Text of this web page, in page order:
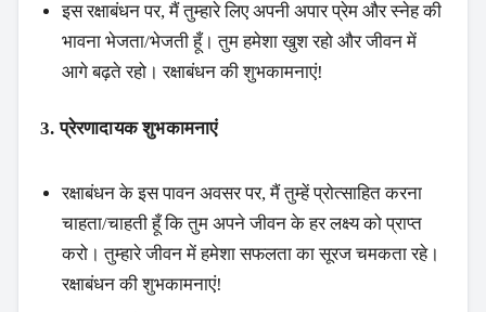
इस रक्षाबंधन पर, मैं तुम्हारे लिए अपनी अपार प्रेम और स्नेह की
भावना भेजता/भेजती हूँ। तुम हमेशा खुश रहो और जीवन में
आगे बढ़ते रहो। रक्षाबंधन की शुभकामनाएं!
3. प्रेरणादायक शुभकामनाएं
रक्षाबंधन के इस पावन अवसर पर, मैं तुम्हें प्रोत्साहित करना
चाहता/चाहती हूँ कि तुम अपने जीवन के हर लक्ष्य को प्राप्त
करो। तुम्हारे जीवन में हमेशा सफलता का सूरज चमकता रहे।
रक्षाबंधन की शुभकामनाएं!